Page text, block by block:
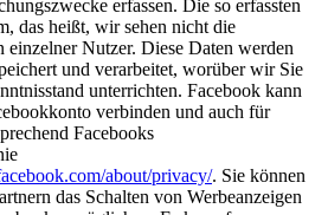
erfassen. Die so erfassten
das heißt, wir sehen nicht die
einzelner Nutzer. Diese Daten werden
und verarbeitet, worüber wir Sie
unterrichten. Facebook kann
verbinden und auch für
Facebooks
about/privacy/. Sie können
das Schalten von Werbeanzeigen